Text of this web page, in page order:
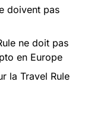
doivent pas
ne doit pas
en Europe
la Travel Rule